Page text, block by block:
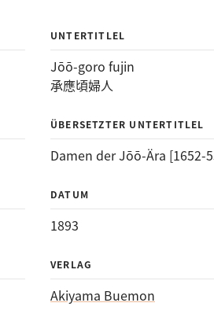
UNTERTITLEL
Jōō-goro fujin
承應頃婦人
ÜBERSETZTER UNTERTITLEL
Damen der Jōō-Ära [1652-
DATUM
1893
VERLAG
Akiyama Buemon